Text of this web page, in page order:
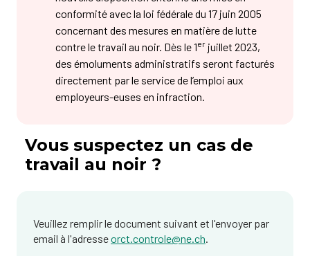
conformité avec la loi fédérale du 17 juin 2005
concernant des mesures en matière de lutte
contre le travail au noir. Dès le 1er juillet 2023,
des émoluments administratifs seront facturés
directement par le service de l’emploi aux
employeurs-euses en infraction.
Vous suspectez un cas de
travail au noir ?
Veuillez remplir le document suivant et l'envoyer par
email à l'adresseorct.controle@ne.ch.